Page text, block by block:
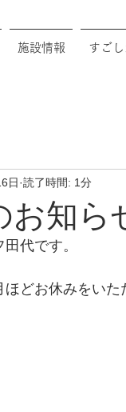
施設情報 すごし
お知ら
日 読了時間: 1分
代です。
どお休みをい